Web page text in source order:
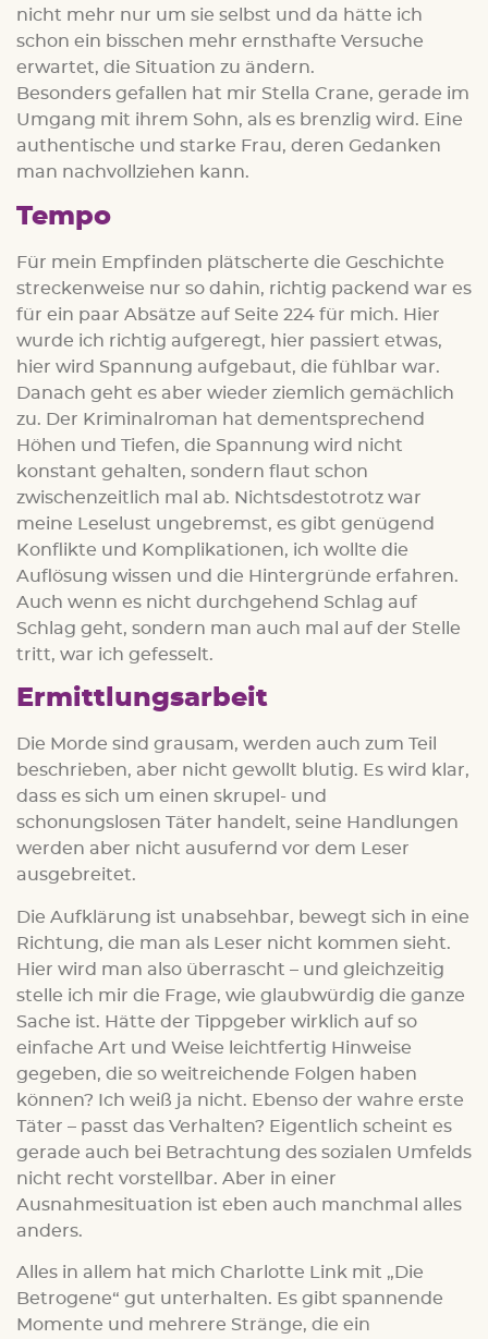
nicht mehr nur um sie selbst und da hätte ich
schon ein bisschen mehr ernsthafte Versuche
erwartet, die Situation zu ändern.
Besonders gefallen hat mir Stella Crane, gerade im
Umgang mit ihrem Sohn, als es brenzlig wird. Eine
authentische und starke Frau, deren Gedanken
man nachvollziehen kann.
Tempo
Für mein Empfinden plätscherte die Geschichte
streckenweise nur so dahin, richtig packend war es
für ein paar Absätze auf Seite 224 für mich. Hier
wurde ich richtig aufgeregt, hier passiert etwas,
hier wird Spannung aufgebaut, die fühlbar war.
Danach geht es aber wieder ziemlich gemächlich
zu. Der Kriminalroman hat dementsprechend
Höhen und Tiefen, die Spannung wird nicht
konstant gehalten, sondern flaut schon
zwischenzeitlich mal ab. Nichtsdestotrotz war
meine Leselust ungebremst, es gibt genügend
Konflikte und Komplikationen, ich wollte die
Auflösung wissen und die Hintergründe erfahren.
Auch wenn es nicht durchgehend Schlag auf
Schlag geht, sondern man auch mal auf der Stelle
tritt, war ich gefesselt.
Ermittlungsarbeit
Die Morde sind grausam, werden auch zum Teil
beschrieben, aber nicht gewollt blutig. Es wird klar,
dass es sich um einen skrupel- und
schonungslosen Täter handelt, seine Handlungen
werden aber nicht ausufernd vor dem Leser
ausgebreitet.
Die Aufklärung ist unabsehbar, bewegt sich in eine
Richtung, die man als Leser nicht kommen sieht.
Hier wird man also überrascht – und gleichzeitig
stelle ich mir die Frage, wie glaubwürdig die ganze
Sache ist. Hätte der Tippgeber wirklich auf so
einfache Art und Weise leichtfertig Hinweise
gegeben, die so weitreichende Folgen haben
können? Ich weiß ja nicht. Ebenso der wahre erste
Täter – passt das Verhalten? Eigentlich scheint es
gerade auch bei Betrachtung des sozialen Umfelds
nicht recht vorstellbar. Aber in einer
Ausnahmesituation ist eben auch manchmal alles
anders.
Alles in allem hat mich Charlotte Link mit „Die
Betrogene“ gut unterhalten. Es gibt spannende
Momente und mehrere Stränge, die ein